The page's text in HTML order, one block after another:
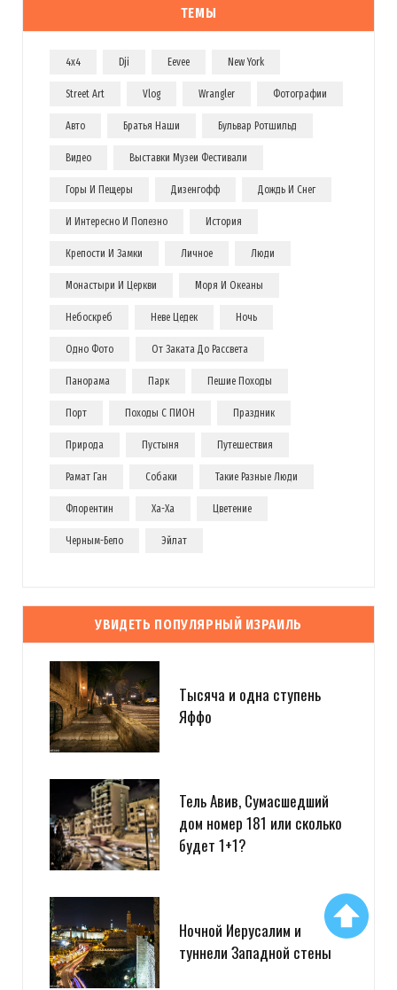
ТЕМЫ
4x4 Dji Eevee New York
Street Art Vlog Wrangler Фотографии
Авто Братья Наши Бульвар Ротшильд
Видео Выставки Музеи Фестивали
Горы И Пещеры Дизенгофф Дождь И Снег
И Интересно И Полезно История
Крепости И Замки Личное Люди
Монастыри И Церкви Моря И Океаны
Небоскреб Неве Цедек Ночь
Одно Фото От Заката До Рассвета
Панорама Парк Пешие Походы
Порт Походы С ПИОН Праздник
Природа Пустыня Путешествия
Рамат Ган Собаки Такие Разные Люди
Флорентин Ха-Ха Цветение
Черным-Бело Эйлат
УВИДЕТЬ ПОПУЛЯРНЫЙ ИЗРАИЛЬ
Тысяча и одна ступень
Яффо
Тель Авив, Сумасшедший
дом номер 181 или сколько
будет 1+1?
Ночной Иерусалим и
туннели Западной стены